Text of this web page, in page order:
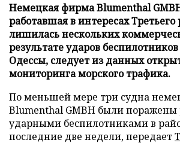
Немецкая фирма Blumenthal
работавшая в интересах Третьего
лишилась нескольких
результате ударов
Одессы, следует из данных
мониторинга морского трафика.
По меньшей мере три судна
Blumenthal GMBH были
ударными беспилотниками в
последние две недели, передает